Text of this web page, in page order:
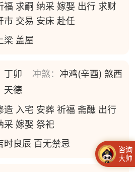
福 求嗣 纳采 嫁娶 出行 求财
市 交易 安床 赴任
上梁 盖屋
丁卯 冲煞： 冲鸡(辛酉) 煞西
天德
造 入宅 安葬 祈福 斋醮 出行
采 嫁娶 祭祀
时良辰 百无禁忌
咨询
大师